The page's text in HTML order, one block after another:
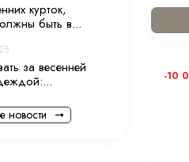
-10
курток,
быть в...
за весенней
новости